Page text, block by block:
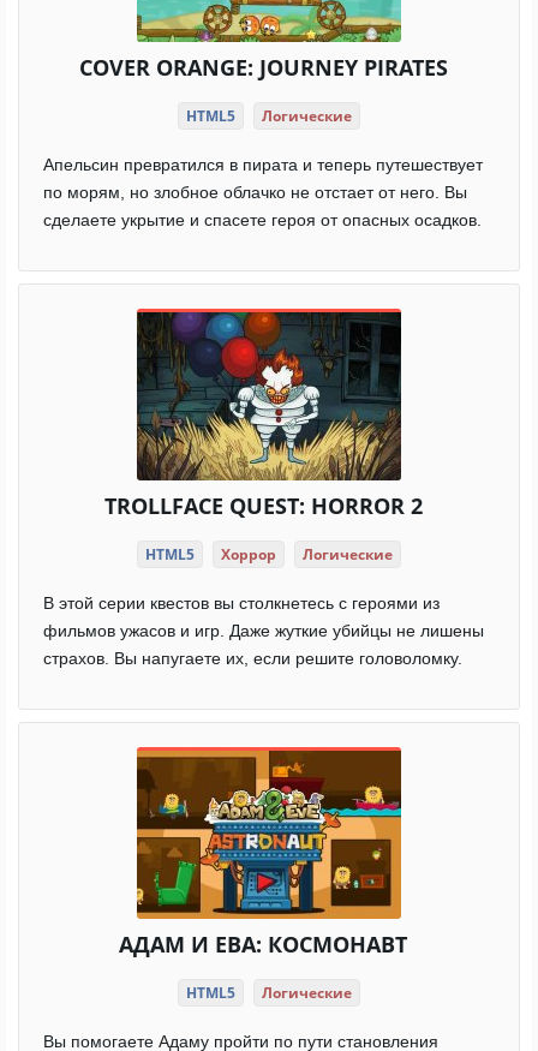
COVER ORANGE: JOURNEY PIRATES
HTML5 Логические
Апельсин превратился в пирата и теперь путешествует
по морям, но злобное облачко не отстает от него. Вы
сделаете укрытие и спасете героя от опасных осадков.
TROLLFACE QUEST: HORROR 2
HTML5 Хоррор Логические
В этой серии квестов вы столкнетесь с героями из
фильмов ужасов и игр. Даже жуткие убийцы не лишены
страхов. Вы напугаете их, если решите головоломку.
АДАМ И ЕВА: КОСМОНАВТ
HTML5 Логические
Вы помогаете Адаму пройти по пути становления